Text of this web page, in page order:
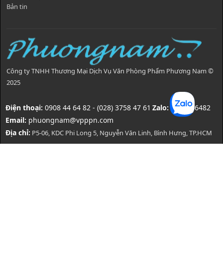
Bản tin
Công ty TNHH Thương Mại Dịch Vụ Văn Phòng Phẩm Phương Nam ©
2025
Điện thoại: 0908 44 64 82 - (028) 3758 47 61 Zalo:0908446482
Email: phuongnam@vpppn.com
Địa chỉ: P5-06, KDC Phi Long 5, Nguyễn Văn Linh, Bình Hưng, TP.HCM